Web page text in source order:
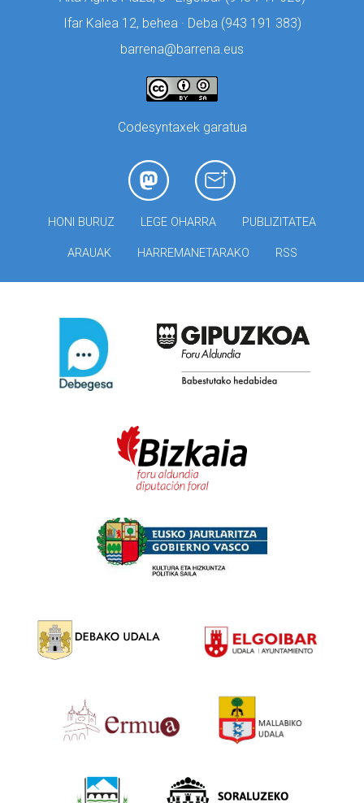
Ifar Kalea 12, behea · Deba (943 191 383)
barrena@barrena.eus
Codesyntaxek garatua
HONI BURUZ LEGE OHARRA PUBLIZITATEA
ARAUAK HARREMANETARAKO RSS